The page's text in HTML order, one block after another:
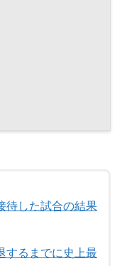
待した試合の結果
するまでに史上最